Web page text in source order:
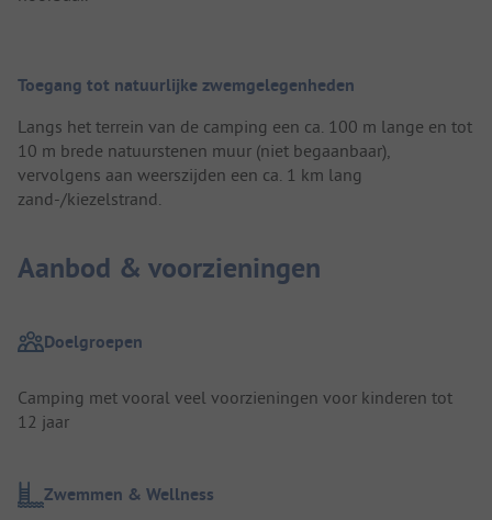
Toegang tot natuurlijke zwemgelegenheden
Langs het terrein van de camping een ca. 100 m lange en tot
10 m brede natuurstenen muur (niet begaanbaar),
vervolgens aan weerszijden een ca. 1 km lang
zand-/kiezelstrand.
Aanbod & voorzieningen
Doelgroepen
Camping met vooral veel voorzieningen voor kinderen tot
12 jaar
Zwemmen & Wellness